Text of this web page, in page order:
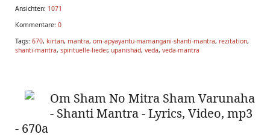
Ansichten: 1071
Kommentare: 0
Tags: 670, kirtan, mantra, om-apyayantu-mamangani-shanti-mantra, rezitation,
shanti-mantra, spirituelle-lieder, upanishad, veda, veda-mantra
Om Sham No Mitra Sham Varunaha
- Shanti Mantra - Lyrics, Video, mp3
- 670a